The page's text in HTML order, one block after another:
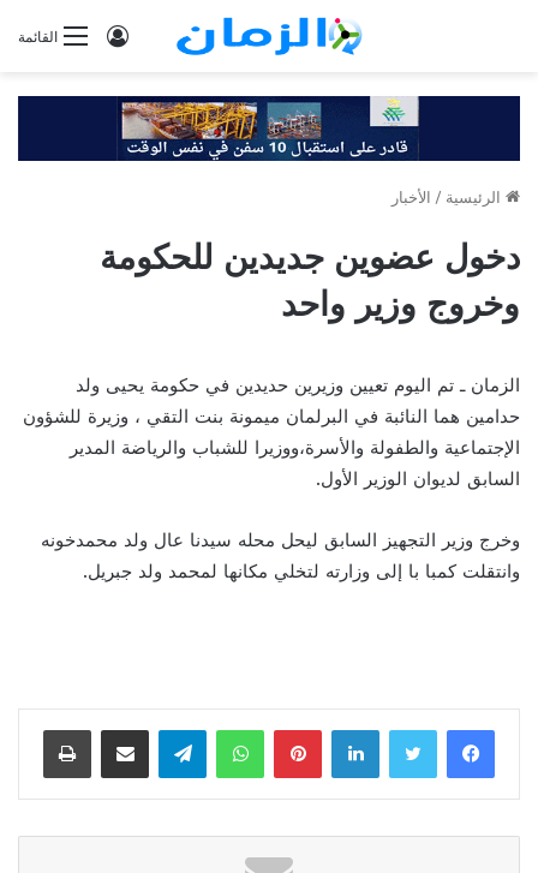
القائمةتسجيل
الرئيسية / الأخبار
دخول عضوين جديدين للحكومة
وخروج وزير واحد
الزمان ـ تم اليوم تعيين وزيرين حديدين في حكومة يحيى ولد
حدامين هما النائبة في البرلمان ميمونة بنت التقي ، وزيرة للشؤون
الإجتماعية والطفولة والأسرة،ووزيرا للشباب والرياضة المدير
السابق لديوان الوزير الأول.
وخرج وزير التجهيز السابق ليحل محله سيدنا عال ولد محمدخونه
وانتقلت كمبا با إلى وزارته لتخلي مكانها لمحمد ولد جبريل.
لينكدإن بينتيريستواتساب تيلقرام مشاركة عبر البريد طباعة